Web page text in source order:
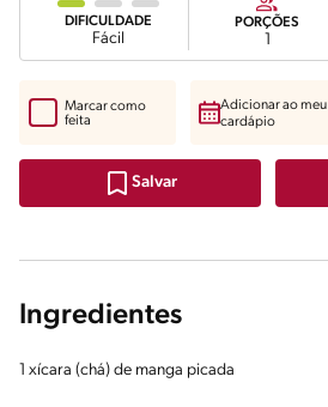
DIFICULDADE
Fácil
PORÇÕES
1
Salvar
Marcar como
feita
Adicionar ao meu
cardápio
Ingredientes
1 xícara (chá) de manga picada